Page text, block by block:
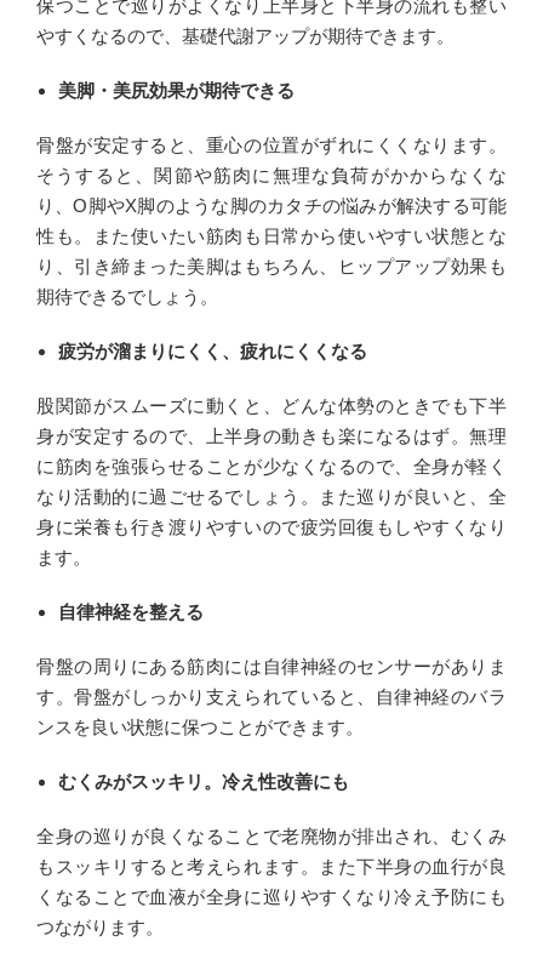
保つことで巡りがよくなり上半身と下半身の流れも整い
やすくなるので、基礎代謝アップが期待できます。
美脚・美尻効果が期待できる
骨盤が安定すると、重心の位置がずれにくくなります。
そうすると、関節や筋肉に無理な負荷がかからなくな
り、O脚やX脚のような脚のカタチの悩みが解決する可能
性も。また使いたい筋肉も日常から使いやすい状態とな
り、引き締まった美脚はもちろん、ヒップアップ効果も
期待できるでしょう。
疲労が溜まりにくく、疲れにくくなる
股関節がスムーズに動くと、どんな体勢のときでも下半
身が安定するので、上半身の動きも楽になるはず。無理
に筋肉を強張らせることが少なくなるので、全身が軽く
なり活動的に過ごせるでしょう。また巡りが良いと、全
身に栄養も行き渡りやすいので疲労回復もしやすくなり
ます。
自律神経を整える
骨盤の周りにある筋肉には自律神経のセンサーがありま
す。骨盤がしっかり支えられていると、自律神経のバラ
ンスを良い状態に保つことができます。
むくみがスッキリ。冷え性改善にも
全身の巡りが良くなることで老廃物が排出され、むくみ
もスッキリすると考えられます。また下半身の血行が良
くなることで血液が全身に巡りやすくなり冷え予防にも
つながります。